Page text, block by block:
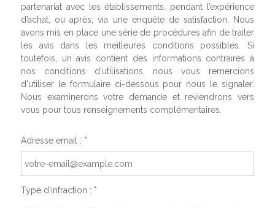
partenariat avec les établissements, pendant l’expérience
d’achat, ou après, via une enquête de satisfaction. Nous
avons mis en place une série de procédures afin de traiter
les avis dans les meilleures conditions possibles. Si
toutefois, un avis contient des informations contraires à
nos conditions d'utilisations, nous vous remercions
d'utiliser le formulaire ci-dessous pour nous le signaler.
Nous examinerons votre demande et reviendrons vers
vous pour tous renseignements complémentaires.
Adresse email : *
Type d'infraction : *